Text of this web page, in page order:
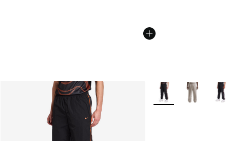
Meer kleuren